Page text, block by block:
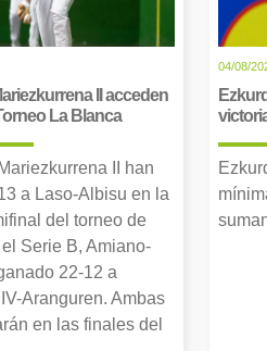
II acceden
La Blanca
II han
a Laso-Albisu en la
del torneo de
Serie B, Amiano-
22-12 a
Aranguren. Ambas
en las finales del
04/08/